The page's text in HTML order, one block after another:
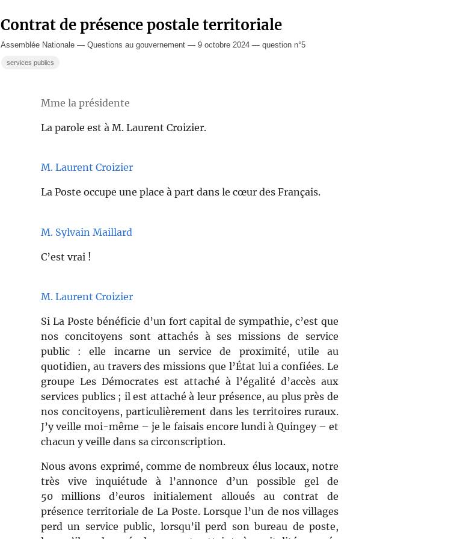
Contrat de présence postale territoriale
Assemblée Nationale — Questions au gouvernement — 9 octobre 2024 — question n°5
services publics
Mme la présidente
La parole est à M. Laurent Croizier.
M. Laurent Croizier
La Poste occupe une place à part dans le cœur des Français.
M. Sylvain Maillard
C’est vrai !
M. Laurent Croizier
Si La Poste bénéficie d’un fort capital de sympathie, c’est que
nos concitoyens sont attachés à ses missions de service
public : elle incarne un service de proximité, utile au
quotidien, au travers des missions que l’État lui a confiées. Le
groupe Les Démocrates est attaché à l’égalité d’accès aux
services publics ; il est attaché à leur présence, au plus près de
nos concitoyens, particulièrement dans les territoires ruraux.
J’y veille moi-même – je le faisais encore lundi à Quingey – et
chacun y veille dans sa circonscription.
Nous avons exprimé, comme de nombreux élus locaux, notre
très vive inquiétude à l’annonce d’un possible gel de
50 millions d’euros initialement alloués au contrat de
présence territoriale de La Poste. Lorsque l’un de nos villages
perd un service public, lorsqu’il perd son bureau de poste,